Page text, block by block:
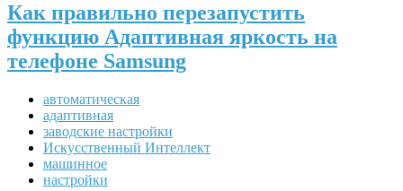
Как правильно перезапустить
функцию Адаптивная яркость на
телефоне Samsung
автоматическая
адаптивная
заводские настройки
Искусственный Интеллект
машинное
настройки